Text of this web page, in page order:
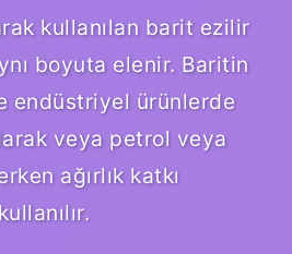
kullanılan barit ezilir
boyuta elenir. Baritin
endüstriyel ürünlerde
veya petrol veya
ağırlık katkı